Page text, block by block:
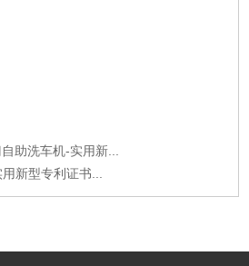
助洗车机-实用新...
新型专利证书...